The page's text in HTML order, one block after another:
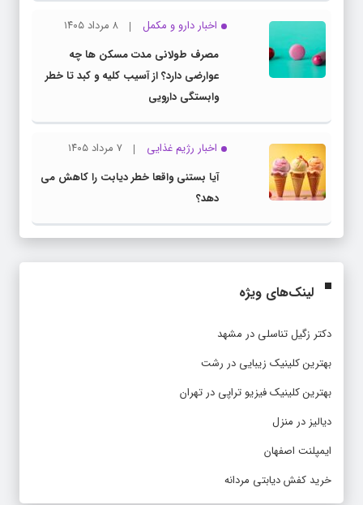
اخبار دارو و مکمل
۸ مرداد ۱۴۰۵
مصرف طولانی مدت مسکن ها چه
عوارضی دارد؟ از آسیب کلیه و کبد تا خطر
وابستگی دارویی
اخبار رژیم غذایی
۷ مرداد ۱۴۰۵
آیا بستنی واقعا خطر دیابت را کاهش می
دهد؟
لینک‌های ویژه
دکتر زگیل تناسلی در مشهد
بهترین کلینیک زیبایی در رشت
بهترین کلینیک فیزیو تراپی در تهران
دیالیز در منزل
ایمپلنت اصفهان
خرید کفش دیابتی مردانه